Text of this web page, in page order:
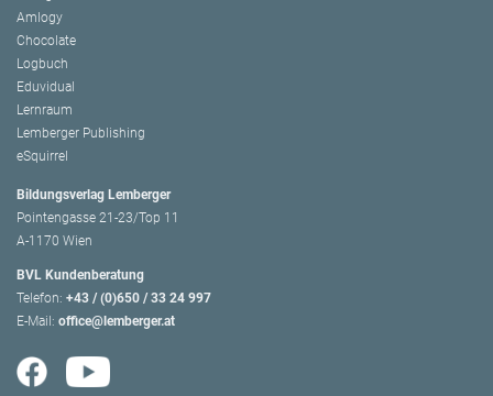
Amlogy
Chocolate
Logbuch
Eduvidual
Lernraum
Lemberger Publishing
eSquirrel
Bildungsverlag Lemberger
Pointengasse 21-23/Top 11
A-1170 Wien
BVL Kundenberatung
Telefon: +43 / (0)650 / 33 24 997
E-Mail: office@lemberger.at